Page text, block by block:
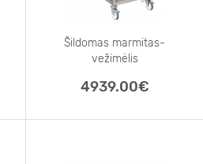
Šildomas marmitas-
vežimėlis
4939.00€